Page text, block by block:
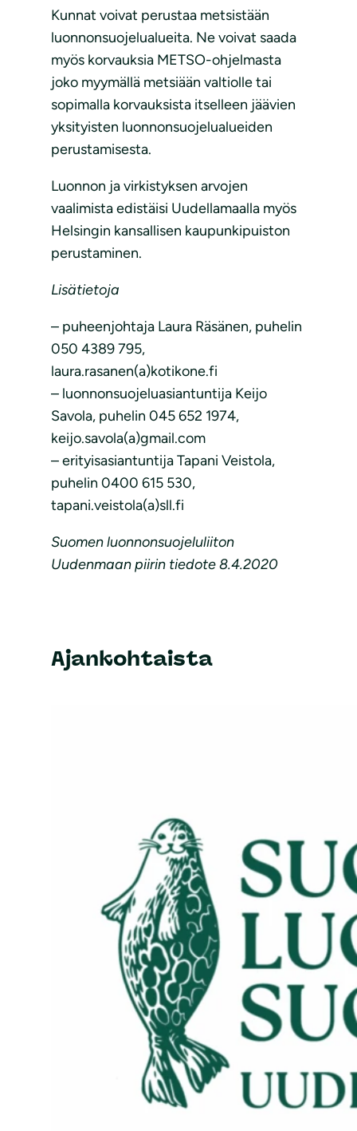
Kunnat voivat perustaa metsistään
luonnonsuojelualueita. Ne voivat saada
myös korvauksia METSO-ohjelmasta
joko myymällä metsiään valtiolle tai
sopimalla korvauksista itselleen jäävien
yksityisten luonnonsuojelualueiden
perustamisesta.
Luonnon ja virkistyksen arvojen
vaalimista edistäisi Uudellamaalla myös
Helsingin kansallisen kaupunkipuiston
perustaminen.
Lisätietoja
– puheenjohtaja Laura Räsänen, puhelin
050 4389 795,
laura.rasanen(a)kotikone.fi
– luonnonsuojeluasiantuntija Keijo
Savola, puhelin 045 652 1974,
keijo.savola(a)gmail.com
– erityisasiantuntija Tapani Veistola,
puhelin 0400 615 530,
tapani.veistola(a)sll.fi
Suomen luonnonsuojeluliiton
Uudenmaan piirin tiedote 8.4.2020
Ajankohtaista